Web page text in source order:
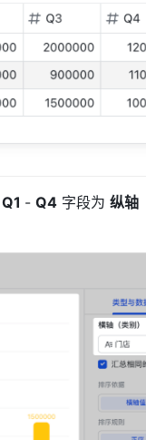
Q1 - Q4 字段为 纵轴